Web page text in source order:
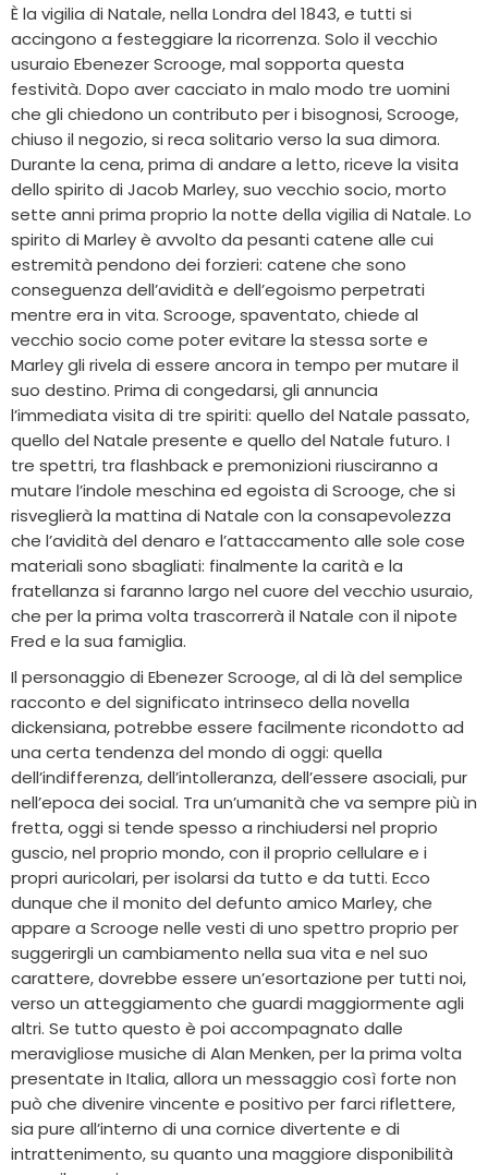
È la vigilia di Natale, nella Londra del 1843, e tutti si
accingono a festeggiare la ricorrenza. Solo il vecchio
usuraio Ebenezer Scrooge, mal sopporta questa
festività. Dopo aver cacciato in malo modo tre uomini
che gli chiedono un contributo per i bisognosi, Scrooge,
chiuso il negozio, si reca solitario verso la sua dimora.
Durante la cena, prima di andare a letto, riceve la visita
dello spirito di Jacob Marley, suo vecchio socio, morto
sette anni prima proprio la notte della vigilia di Natale. Lo
spirito di Marley è avvolto da pesanti catene alle cui
estremità pendono dei forzieri: catene che sono
conseguenza dell’avidità e dell’egoismo perpetrati
mentre era in vita. Scrooge, spaventato, chiede al
vecchio socio come poter evitare la stessa sorte e
Marley gli rivela di essere ancora in tempo per mutare il
suo destino. Prima di congedarsi, gli annuncia
l’immediata visita di tre spiriti: quello del Natale passato,
quello del Natale presente e quello del Natale futuro. I
tre spettri, tra flashback e premonizioni riusciranno a
mutare l’indole meschina ed egoista di Scrooge, che si
risveglierà la mattina di Natale con la consapevolezza
che l’avidità del denaro e l’attaccamento alle sole cose
materiali sono sbagliati: finalmente la carità e la
fratellanza si faranno largo nel cuore del vecchio usuraio,
che per la prima volta trascorrerà il Natale con il nipote
Fred e la sua famiglia.
Il personaggio di Ebenezer Scrooge, al di là del semplice
racconto e del significato intrinseco della novella
dickensiana, potrebbe essere facilmente ricondotto ad
una certa tendenza del mondo di oggi: quella
dell’indifferenza, dell’intolleranza, dell’essere asociali, pur
nell’epoca dei social. Tra un’umanità che va sempre più in
fretta, oggi si tende spesso a rinchiudersi nel proprio
guscio, nel proprio mondo, con il proprio cellulare e i
propri auricolari, per isolarsi da tutto e da tutti. Ecco
dunque che il monito del defunto amico Marley, che
appare a Scrooge nelle vesti di uno spettro proprio per
suggerirgli un cambiamento nella sua vita e nel suo
carattere, dovrebbe essere un’esortazione per tutti noi,
verso un atteggiamento che guardi maggiormente agli
altri. Se tutto questo è poi accompagnato dalle
meravigliose musiche di Alan Menken, per la prima volta
presentate in Italia, allora un messaggio così forte non
può che divenire vincente e positivo per farci riflettere,
sia pure all’interno di una cornice divertente e di
intrattenimento, su quanto una maggiore disponibilità